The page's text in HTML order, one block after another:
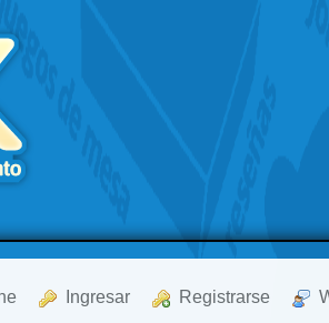
Ingresar Registrarse